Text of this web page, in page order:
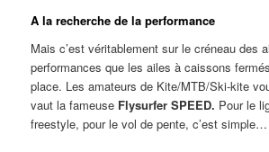
A la recherche de la performance
Mais c’est véritablement sur le créneau des
performances que les ailes à caissons
place. Les amateurs de Kite/MTB/Ski-kite
vaut la fameuse Flysurfer SPEED. Pour le
freestyle, pour le vol de pente, c’est